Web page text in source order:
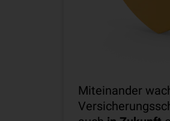
Miteinander